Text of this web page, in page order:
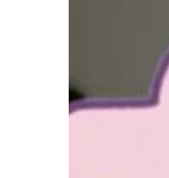
验证真伪